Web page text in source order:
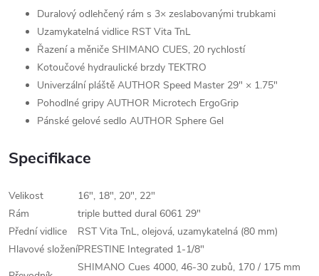
Duralový odlehčený rám s 3× zeslabovanými trubkami
Uzamykatelná vidlice RST Vita TnL
Řazení a měniče SHIMANO CUES, 20 rychlostí
Kotoučové hydraulické brzdy TEKTRO
Univerzální pláště AUTHOR Speed Master 29" × 1.75"
Pohodlné gripy AUTHOR Microtech ErgoGrip
Pánské gelové sedlo AUTHOR Sphere Gel
Specifikace
Velikost
16", 18", 20", 22"
Rám
triple butted dural 6061 29"
Přední vidlice
RST Vita TnL, olejová, uzamykatelná (80 mm)
Hlavové složeníPRESTINE Integrated 1-1/8"
SHIMANO Cues 4000, 46-30 zubů, 170 / 175 mm